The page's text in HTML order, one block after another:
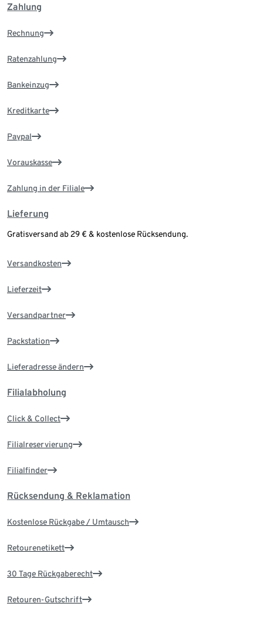
Zahlung
Rechnung
Ratenzahlung
Bankeinzug
Kreditkarte
Paypal
Vorauskasse
Zahlung in der Filiale
Lieferung
Gratisversand ab 29 € & kostenlose Rücksendung.
Versandkosten
Lieferzeit
Versandpartner
Packstation
Lieferadresse ändern
Filialabholung
Click & Collect
Filialreservierung
Filialfinder
Rücksendung & Reklamation
Kostenlose Rückgabe / Umtausch
Retourenetikett
30 Tage Rückgaberecht
Retouren-Gutschrift